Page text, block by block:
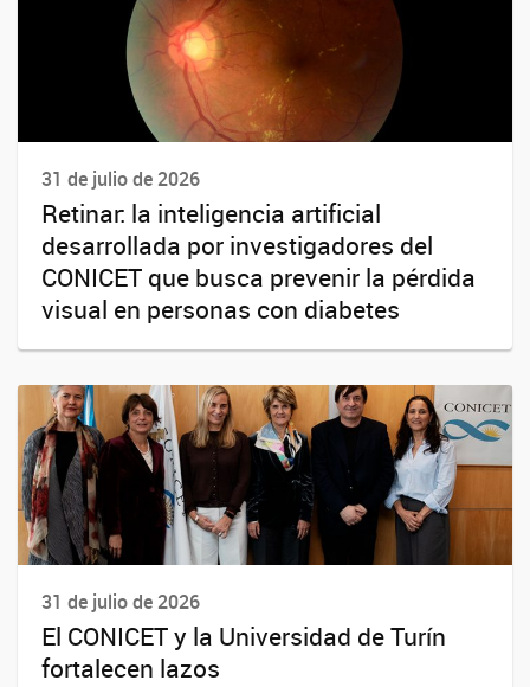
31 de julio de 2026
Retinar: la inteligencia artificial
desarrollada por investigadores del
CONICET que busca prevenir la pérdida
visual en personas con diabetes
31 de julio de 2026
El CONICET y la Universidad de Turín
fortalecen lazos